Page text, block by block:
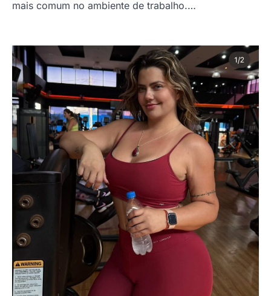
mais comum no ambiente de trabalho.…